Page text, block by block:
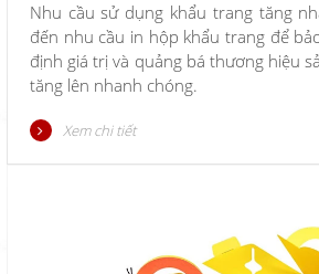
Nhu cầu sử dụng khẩu trang tăng
đến nhu cầu in hộp khẩu trang để
định giá trị và quảng bá thương hiệu
tăng lên nhanh chóng.
Xem chi tiết